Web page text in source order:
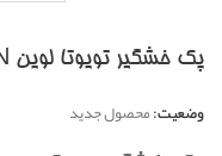
پک خشگير تویوتا لوین LEVIN سفيد ساده
وضعیت:محصول جدید